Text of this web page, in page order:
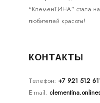
"КлеменТИНА" стала
любителей красоты!
КОНТАКТЫ
Телефон: +7 921 512
E-mail: